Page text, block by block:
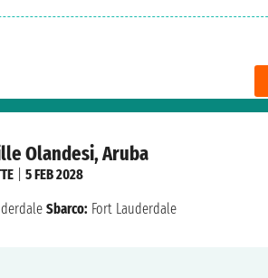
Olandesi, Aruba
| 5 FEB 2028
Sbarco: Fort Lauderdale